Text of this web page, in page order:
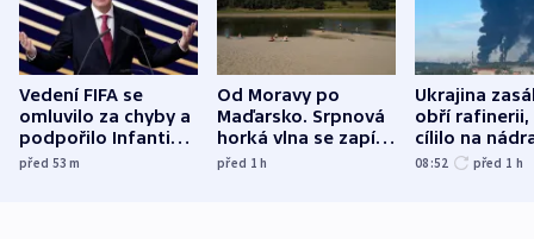
Vedení FIFA se
omluvilo za chyby a
podpořilo Infantina.
UEFA trvá na
před 53m
Od Moravy po
Maďarsko. Srpnová
horká vlna se zapíše
do dějin
před 1h
Ukrajina
obří rafinerii,
cílilo na
autobus
08:52 před 1 h